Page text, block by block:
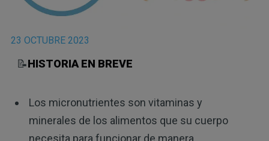
23 OCTUBRE 2023
📝HISTORIA EN BREVE
Los micronutrientes son vitaminas y
minerales de los alimentos que su cuerpo
necesita para funcionar de manera